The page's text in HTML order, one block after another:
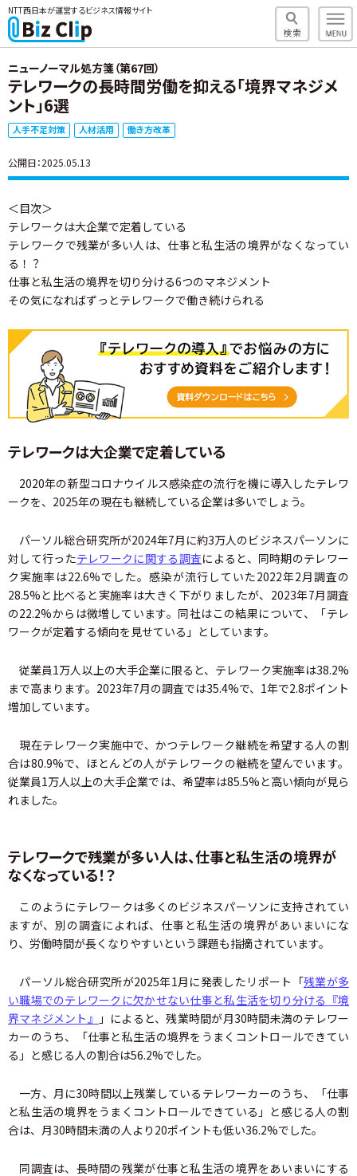
NTT西日本が運営するビジネス情報サイト
ニューノーマル処方箋（第67回）
テレワークの長時間労働を抑える「境界マネジメ
ント」6選
人手不足対策 人材活用 働き方改革
公開日：2025.05.13
＜目次＞
テレワークは大企業で定着している
テレワークで残業が多い人は、仕事と私生活の境界がなくなってい
る！？
仕事と私生活の境界を切り分ける6つのマネジメント
その気になればずっとテレワークで働き続けられる
テレワークは大企業で定着している
2020年の新型コロナウイルス感染症の流行を機に導入したテレワ
ークを、2025年の現在も継続している企業は多いでしょう。
パーソル総合研究所が2024年7月に約3万人のビジネスパーソンに
対して行ったテレワークに関する調査によると、同時期のテレワー
ク実施率は22.6%でした。感染が流行していた2022年2月調査の
28.5%と比べると実施率は大きく下がりましたが、2023年7月調査
の22.2%からは微増しています。同社はこの結果について、「テレ
ワークが定着する傾向を見せている」としています。
従業員1万人以上の大手企業に限ると、テレワーク実施率は38.2%
まで高まります。2023年7月の調査では35.4%で、1年で2.8ポイント
増加しています。
現在テレワーク実施中で、かつテレワーク継続を希望する人の割
合は80.9%で、ほとんどの人がテレワークの継続を望んでいます。
従業員1万人以上の大手企業では、希望率は85.5%と高い傾向が見ら
れました。
テレワークで残業が多い人は、仕事と私生活の境界が
なくなっている！？
このようにテレワークは多くのビジネスパーソンに支持されてい
ますが、別の調査によれば、仕事と私生活の境界があいまいにな
り、労働時間が長くなりやすいという課題も指摘されています。
パーソル総合研究所が2025年1月に発表したリポート「残業が多
い職場でのテレワークに欠かせない仕事と私生活を切り分ける『境
界マネジメント』 」によると、残業時間が月30時間未満のテレワー
カーのうち、「仕事と私生活の境界をうまくコントロールできてい
る」と感じる人の割合は56.2%でした。
一方、月に30時間以上残業しているテレワーカーのうち、「仕事
と私生活の境界をうまくコントロールできている」と感じる人の割
合は、月30時間未満の人より20ポイントも低い36.2%でした。
同調査は、長時間の残業が仕事と私生活の境界をあいまいにする